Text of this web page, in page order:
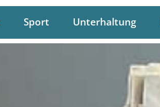
Sport Unterhaltung